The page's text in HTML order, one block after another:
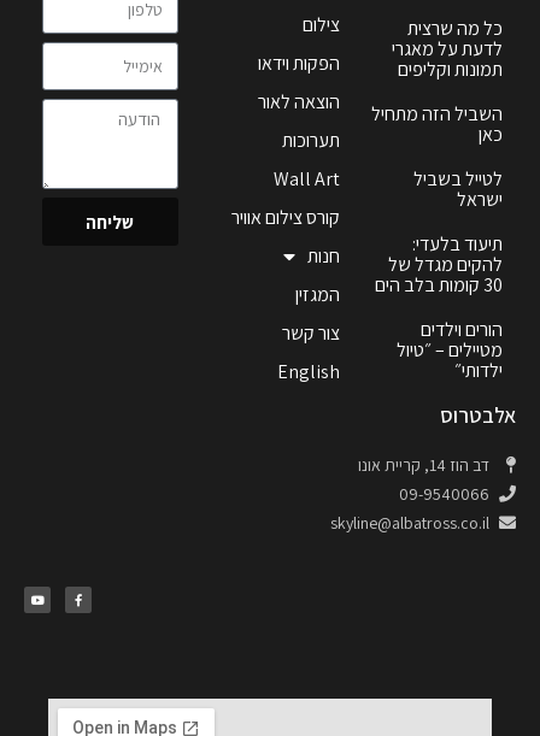
כל מה שרצית
לדעת על מאגרי
תמונות וקליפים
השביל הזה מתחיל
כאן
לטייל בשביל
ישראל
תיעוד בלעדי:
להקים מגדל של
30 קומות בלב הים
הורים וילדים
מטיילים – ״טיול
ילדותי״
צילום
הפקות וידאו
הוצאה לאור
תערוכות
Wall Art
קורס צילום אוויר
חנות
המגזין
צור קשר
English
שליחה
אלבטרוס
דב הוז 14, קריית אונו
09-9540066
skyline@albatross.co.il